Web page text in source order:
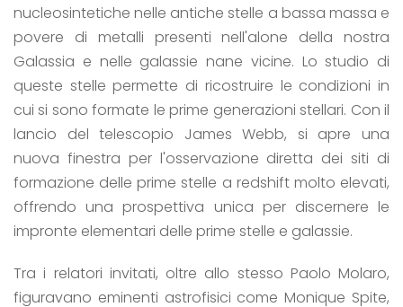
nucleosintetiche nelle antiche stelle a bassa massa e
povere di metalli presenti nell'alone della nostra
Galassia e nelle galassie nane vicine. Lo studio di
queste stelle permette di ricostruire le condizioni in
cui si sono formate le prime generazioni stellari. Con il
lancio del telescopio James Webb, si apre una
nuova finestra per l'osservazione diretta dei siti di
formazione delle prime stelle a redshift molto elevati,
offrendo una prospettiva unica per discernere le
impronte elementari delle prime stelle e galassie.
Tra i relatori invitati, oltre allo stesso Paolo Molaro,
figuravano eminenti astrofisici come Monique Spite,